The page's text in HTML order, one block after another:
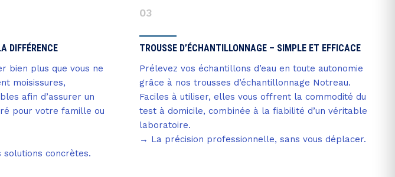
DIFFÉRENCE
bien plus que vous ne
moisissures,
afin d’assurer un
pour votre famille ou
concrètes.
03
TROUSSE D’ÉCHANTILLONNAGE – SIMPLE ET EFFICACE
Prélevez vos échantillons d’eau en toute autonomie
grâce à nos trousses d’échantillonnage Notreau.
Faciles à utiliser, elles vous offrent la commodité du
test à domicile, combinée à la fiabilité d’un véritable
laboratoire.
→ La précision professionnelle, sans vous déplacer.